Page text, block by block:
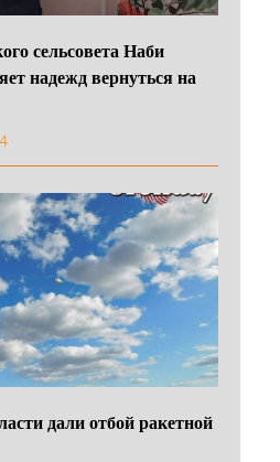
сельсовета Наби
надежд вернуться на
4
дали отбой ракетной